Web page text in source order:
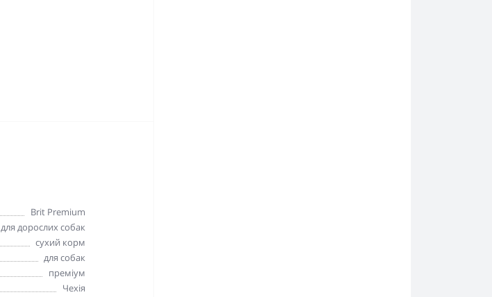
Brit Premium
для дорослих собак
сухий корм
для собак
преміум
Чехія